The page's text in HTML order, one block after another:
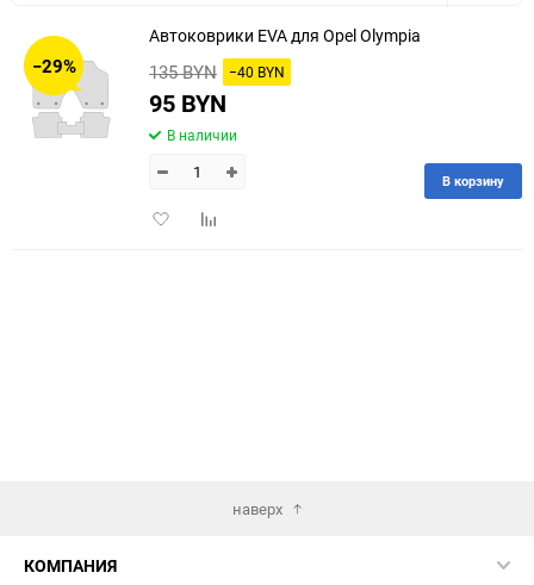
150
−29%
Автоковрики EVA для Opel Olympia
135 BYN −40 BYN
95 BYN
В наличии
ДобавитьДобавить
В корзину
наверх
КОМПАНИЯ